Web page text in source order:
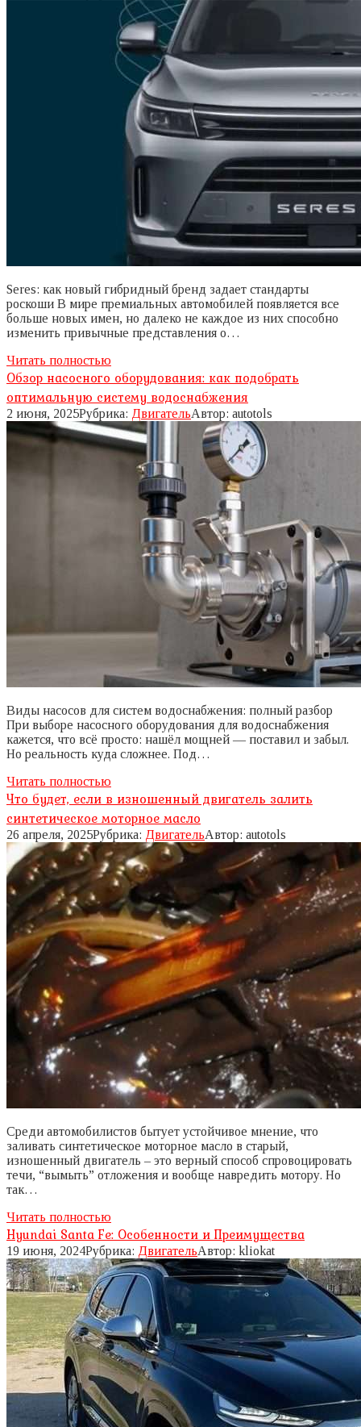
Seres: как новый гибридный бренд задает стандарты
роскоши В мире премиальных автомобилей появляется все
больше новых имен, но далеко не каждое из них способно
изменить привычные представления о…
Читать полностью
Обзор насосного оборудования: как подобрать
оптимальную систему водоснабжения
2 июня, 2025Рубрика: ДвигательАвтор: autotols
Виды насосов для систем водоснабжения: полный разбор
При выборе насосного оборудования для водоснабжения
кажется, что всё просто: нашёл мощней — поставил и забыл.
Но реальность куда сложнее. Под…
Читать полностью
Что будет, если в изношенный двигатель залить
синтетическое моторное масло
26 апреля, 2025Рубрика: ДвигательАвтор: autotols
Среди автомобилистов бытует устойчивое мнение, что
заливать синтетическое моторное масло в старый,
изношенный двигатель – это верный способ спровоцировать
течи, “вымыть” отложения и вообще навредить мотору. Но
так…
Читать полностью
Hyundai Santa Fe: Особенности и Преимущества
19 июня, 2024Рубрика: ДвигательАвтор: kliokat